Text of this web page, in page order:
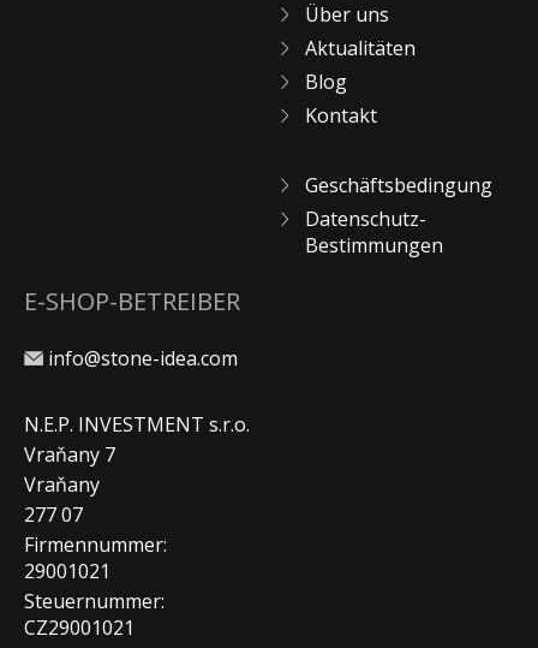
Über uns
Aktualitäten
Blog
Kontakt
Geschäftsbedingung
Datenschutz-
Bestimmungen
E-SHOP-BETREIBER
info@stone-idea.com
N.E.P. INVESTMENT s.r.o.
Vraňany 7
Vraňany
277 07
Firmennummer:
29001021
Steuernummer:
CZ29001021